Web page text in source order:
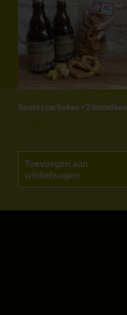
Zoute crackskes + 2 Bottelkes
Toevoegen aan
winkelwagen